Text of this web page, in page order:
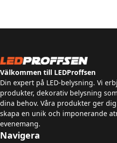
Välkommen till LEDProffsen
Din expert på LED-belysning. Vi
produkter, dekorativ belysning
dina behov. Våra produkter ger
skapa en unik och imponerande
evenemang.
Navigera